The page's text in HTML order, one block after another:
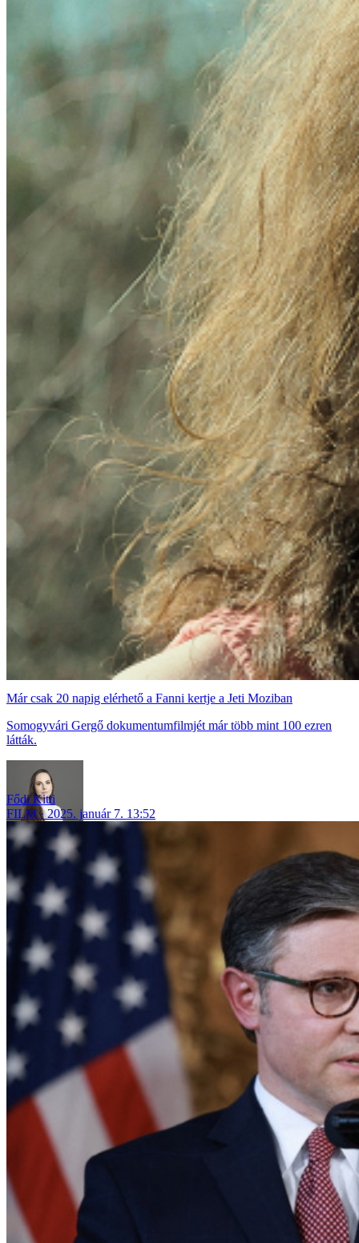
Már csak 20 napig elérhető a Fanni kertje a Jeti Moziban
Somogyvári Gergő dokumentumfilmjét már több mint 100 ezren
látták.
Fődi Kitti
FILM
2025. január 7. 13:52